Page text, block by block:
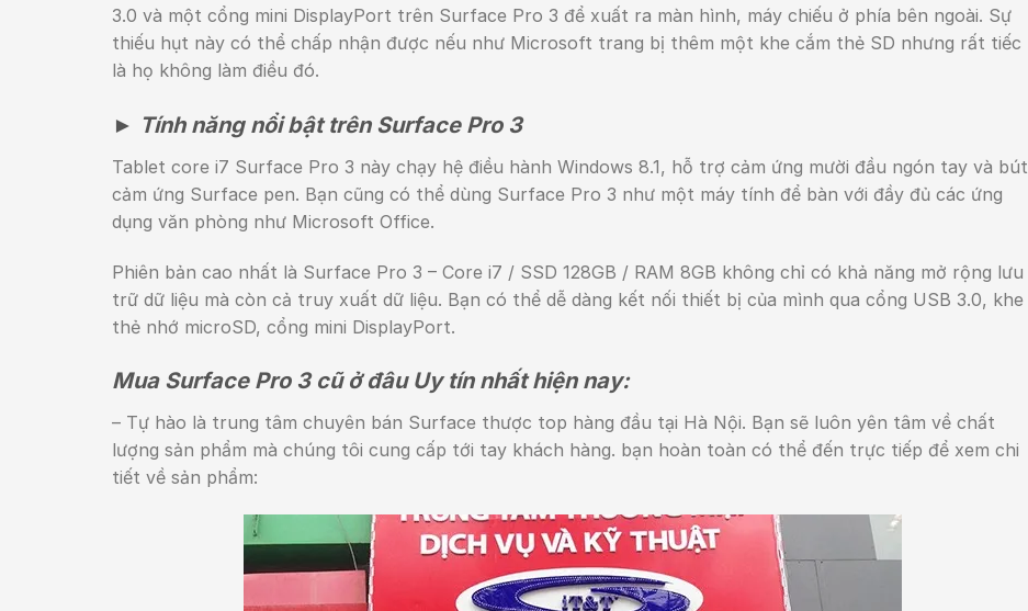
3.0 và một cổng mini DisplayPort trên Surface Pro 3 để xuất ra màn hình, máy chiếu ở phía bên ngoài. Sự
thiếu hụt này có thể chấp nhận được nếu như Microsoft trang bị thêm một khe cắm thẻ SD nhưng rất tiếc
là họ không làm điều đó.
► Tính năng nổi bật trên Surface Pro 3
Tablet core i7 Surface Pro 3 này chạy hệ điều hành Windows 8.1, hỗ trợ cảm ứng mười đầu ngón tay và bút
cảm ứng Surface pen. Bạn cũng có thể dùng Surface Pro 3 như một máy tính để bàn với đầy đủ các ứng
dụng văn phòng như Microsoft Office.
Phiên bản cao nhất là Surface Pro 3 – Core i7 / SSD 128GB / RAM 8GB không chỉ có khả năng mở rộng lưu
trữ dữ liệu mà còn cả truy xuất dữ liệu. Bạn có thể dễ dàng kết nối thiết bị của mình qua cổng USB 3.0, khe
thẻ nhớ microSD, cổng mini DisplayPort.
Mua Surface Pro 3 cũ ở đâu Uy tín nhất hiện nay:
– Tự hào là trung tâm chuyên bán Surface thược top hàng đầu tại Hà Nội. Bạn sẽ luôn yên tâm về chất
lượng sản phẩm mà chúng tôi cung cấp tới tay khách hàng. bạn hoàn toàn có thể đến trực tiếp để xem chi
tiết về sản phẩm: